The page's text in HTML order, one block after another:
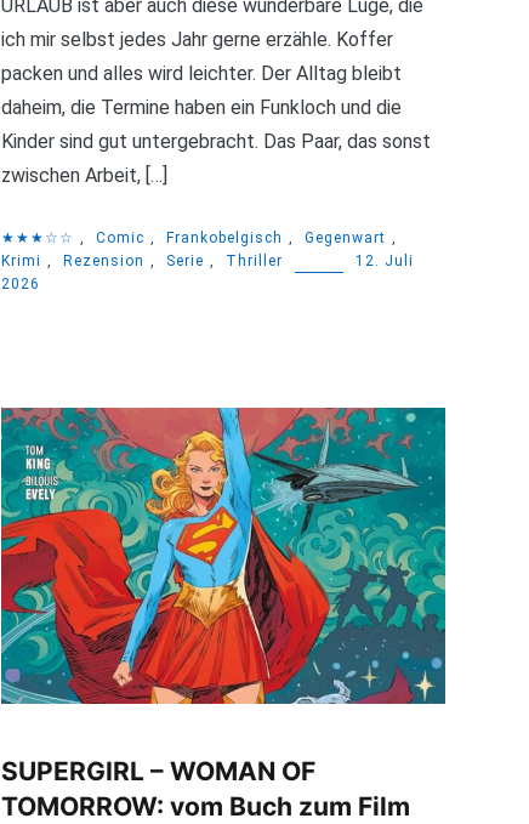
URLAUB ist aber auch diese wunderbare Lüge, die
ich mir selbst jedes Jahr gerne erzähle. Koffer
packen und alles wird leichter. Der Alltag bleibt
daheim, die Termine haben ein Funkloch und die
Kinder sind gut untergebracht. Das Paar, das sonst
zwischen Arbeit, […]
★★★☆☆ , Comic , Frankobelgisch , Gegenwart ,
Krimi , Rezension , Serie , Thriller
12. Juli
2026
SUPERGIRL – WOMAN OF
TOMORROW: vom Buch zum Film